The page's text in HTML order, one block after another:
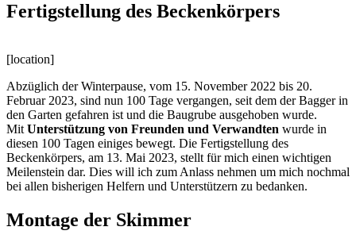
Fertigstellung des Beckenkörpers
[location]
Abzüglich der Winterpause, vom 15. November 2022 bis 20.
Februar 2023, sind nun 100 Tage vergangen, seit dem der Bagger in
den Garten gefahren ist und die Baugrube ausgehoben wurde.
Mit Unterstützung von Freunden und Verwandten wurde in
diesen 100 Tagen einiges bewegt. Die Fertigstellung des
Beckenkörpers, am 13. Mai 2023, stellt für mich einen wichtigen
Meilenstein dar. Dies will ich zum Anlass nehmen um mich nochmal
bei allen bisherigen Helfern und Unterstützern zu bedanken.
Montage der Skimmer